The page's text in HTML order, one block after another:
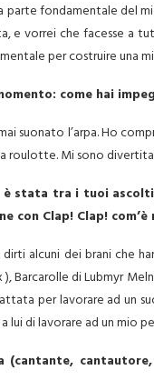
parte fondamentale
e vorrei che facesse
per costruire una
come hai
suonato l’arpa. Ho
roulotte. Mi sono
è stata tra i tuoi
con Clap! Clap! com’è
alcuni dei brani che
Barcarolle di Lubmyr
per lavorare ad un
lui di lavorare ad un mio
(cantante,